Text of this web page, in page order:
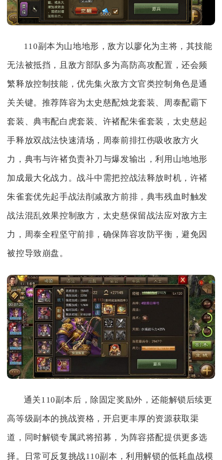
110副本为山地地形，敌方以廖化为主将，其技能
无法被抵挡，且敌方部队多为高防高攻配置，还会频
繁释放控制技能，优先集火敌方文官类控制角色是通
关关键。推荐阵容为太史慈配烛龙套装、周泰配霸下
套装、典韦配白虎套装、许褚配朱雀套装，太史慈起
手释放双战法快速清场，周泰前排扛伤吸收敌方火
力，典韦与许褚负责补刀与爆发输出，利用山地地形
加成最大化战力。战斗中需把控战法释放时机，许褚
朱雀套优先起手战法削减敌方前排，典韦残血时触发
战法混乱效果控制敌方，太史慈保留战法应对敌方主
力，周泰全程坚守前排，确保阵容攻防平衡，避免因
被控导致崩盘。
通关110副本后，除固定奖励外，还能解锁后续更
高等级副本的挑战资格，开启更丰厚的资源获取渠
道，同时解锁专属武将招募，为阵容搭配提供更多选
择。日常可反复挑战110副本，利用解锁的低耗血战模